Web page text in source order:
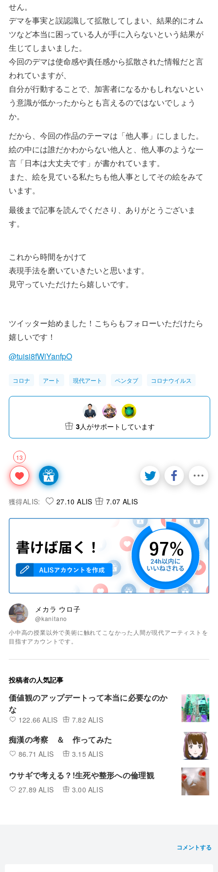
せん。
デマを事実と誤認識して拡散してしまい、結果的にオム
ツなど本当に困っている人が手に入らないという結果が
生じてしまいました。
今回のデマは使命感や責任感から拡散された情報だと言
われていますが、
自分が行動することで、加害者になるかもしれないとい
う意識が低かったからとも言えるのではないでしょう
か。
だから、今回の作品のテーマは「他人事」にしました。
絵の中には誰だかわからない他人と、他人事のような一
言「日本は大丈夫です」が書かれています。
また、絵を見ている私たちも他人事としてその絵をみて
います。
最後まで記事を読んでくださり、ありがとうございま
す。
これから時間をかけて
表現手法を磨いていきたいと思います。
見守っていただけたら嬉しいです。
ツイッター始めました！こちらもフォローいただけたら
嬉しいです！
@tuisi8fWiYanfpO
コロナ アート 現代アート ペンタブ コロナウイルス
13
3人がサポートしています
獲得ALIS: 27.10 ALIS 7.07 ALIS
メカラ ウロ子
@kanitano
小中高の授業以外で美術に触れてこなかった人間が現代アーティストを
目指すアカウントです。
投稿者の人気記事
価値観のアップデートって本当に必要なのか
な
122.66 ALIS 7.82 ALIS
痴漢の考察 ＆ 作ってみた
86.71 ALIS 3.15 ALIS
ウサギで考える？!生死や整形への倫理観
27.89 ALIS 3.00 ALIS
コメントする